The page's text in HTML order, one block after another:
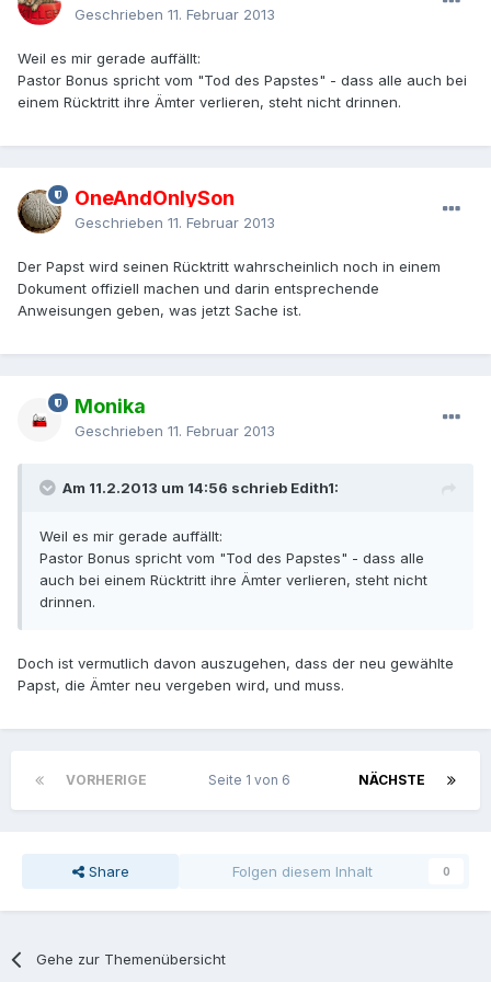
Geschrieben 11. Februar 2013
Weil es mir gerade auffällt:
Pastor Bonus spricht vom "Tod des Papstes" - dass alle auch bei
einem Rücktritt ihre Ämter verlieren, steht nicht drinnen.
OneAndOnlySon
Geschrieben 11. Februar 2013
Der Papst wird seinen Rücktritt wahrscheinlich noch in einem
Dokument offiziell machen und darin entsprechende
Anweisungen geben, was jetzt Sache ist.
Monika
Geschrieben 11. Februar 2013
Am 11.2.2013 um 14:56 schrieb Edith1:
Weil es mir gerade auffällt:
Pastor Bonus spricht vom "Tod des Papstes" - dass alle
auch bei einem Rücktritt ihre Ämter verlieren, steht nicht
drinnen.
Doch ist vermutlich davon auszugehen, dass der neu gewählte
Papst, die Ämter neu vergeben wird, und muss.
VORHERIGE NÄCHSTE
Seite 1 von 6
Share Folgen diesem Inhalt 0
Gehe zur Themenübersicht